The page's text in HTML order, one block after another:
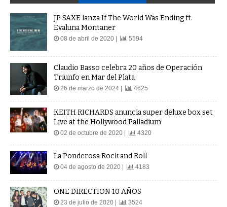
JP SAXE lanza If The World Was Ending ft.
Evaluna Montaner
08 de abril de 2020 | 5594
Claudio Basso celebra 20 años de Operación
Triunfo en Mar del Plata
26 de marzo de 2024 | 4625
KEITH RICHARDS anuncia super deluxe box set
Live at the Hollywood Palladium
02 de octubre de 2020 | 4320
La Ponderosa Rock and Roll
04 de agosto de 2020 | 4183
ONE DIRECTION 10 AÑOS
23 de julio de 2020 | 3524